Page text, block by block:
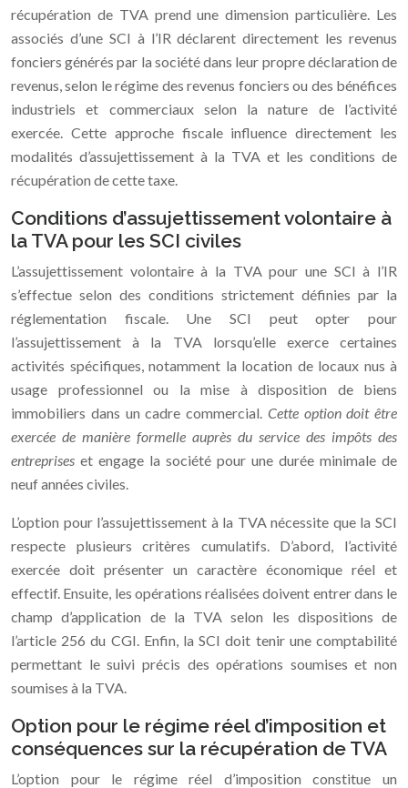
récupération de TVA prend une dimension particulière. Les
associés d’une SCI à l’IR déclarent directement les revenus
fonciers générés par la société dans leur propre déclaration de
revenus, selon le régime des revenus fonciers ou des bénéfices
industriels et commerciaux selon la nature de l’activité
exercée. Cette approche fiscale influence directement les
modalités d’assujettissement à la TVA et les conditions de
récupération de cette taxe.
Conditions d’assujettissement volontaire à
la TVA pour les SCI civiles
L’assujettissement volontaire à la TVA pour une SCI à l’IR
s’effectue selon des conditions strictement définies par la
réglementation fiscale. Une SCI peut opter pour
l’assujettissement à la TVA lorsqu’elle exerce certaines
activités spécifiques, notamment la location de locaux nus à
usage professionnel ou la mise à disposition de biens
immobiliers dans un cadre commercial. Cette option doit être
exercée de manière formelle auprès du service des impôts des
entreprises et engage la société pour une durée minimale de
neuf années civiles.
L’option pour l’assujettissement à la TVA nécessite que la SCI
respecte plusieurs critères cumulatifs. D’abord, l’activité
exercée doit présenter un caractère économique réel et
effectif. Ensuite, les opérations réalisées doivent entrer dans le
champ d’application de la TVA selon les dispositions de
l’article 256 du CGI. Enfin, la SCI doit tenir une comptabilité
permettant le suivi précis des opérations soumises et non
soumises à la TVA.
Option pour le régime réel d’imposition et
conséquences sur la récupération de TVA
L’option pour le régime réel d’imposition constitue un